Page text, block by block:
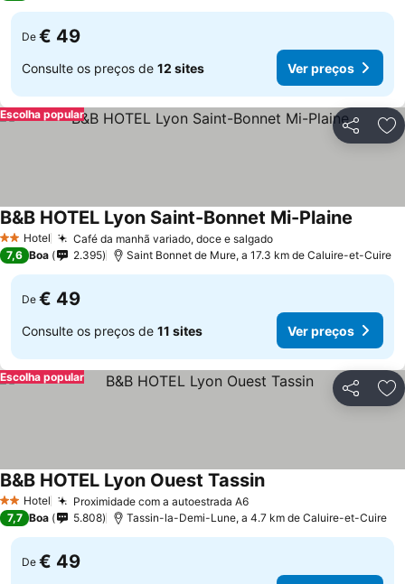
De € 49
Consulte os preços de 12 sites Ver preços
Partilhar
Escolha popular
2 Estrelas
Hotel Café da manhã variado, doce e salgado
B&B HOTEL Lyon Saint-Bonnet Mi-Plaine
7,6 Boa 2.395 Saint Bonnet de Mure, a 17.3 km de Caluire-et-Cuire
De € 49
Consulte os preços de 11 sites Ver preços
Partilhar
Escolha popular
2 Estrelas
Hotel Proximidade com a autoestrada A6
B&B HOTEL Lyon Ouest Tassin
7,7 Boa 5.808 Tassin-la-Demi-Lune, a 4.7 km de Caluire-et-Cuire
De € 49